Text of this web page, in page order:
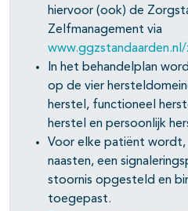
hiervoor (ook) de
Zelfmanagement via
In het behandelplan
op de vier
herstel, functioneel
herstel en persoonlijk
Voor elke patiënt wordt,
naasten, een
stoornis opgesteld en
toegepast.